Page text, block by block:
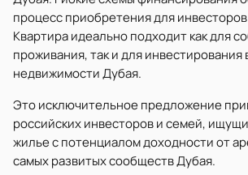
процесс приобретения для
Квартира идеально подходит как для
проживания, так и для
недвижимости Дубая.
Это исключительное предложение
российских инвесторов и семей,
жилье с потенциалом доходности от
самых развитых сообществ Дубая.